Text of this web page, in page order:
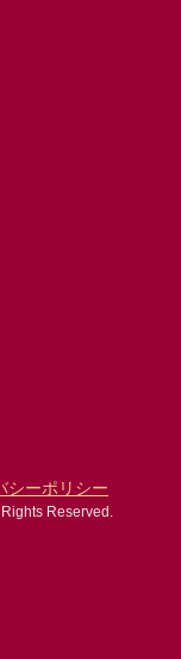
シーポリシー
Reserved.